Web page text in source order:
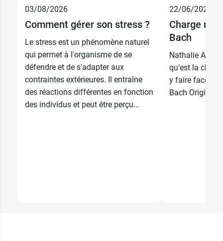
03/08/2026
Comment gérer son stress ?
Le stress est un phénomène naturel
qui permet à l'organisme de se
défendre et de s'adapter aux
contraintes extérieures. Il entraîne
des réactions différentes en fonction
des individus et peut être perçu...
22/06/2026
Charge
Bach
Nathalie
qu'est la
y faire face
Bach Original.